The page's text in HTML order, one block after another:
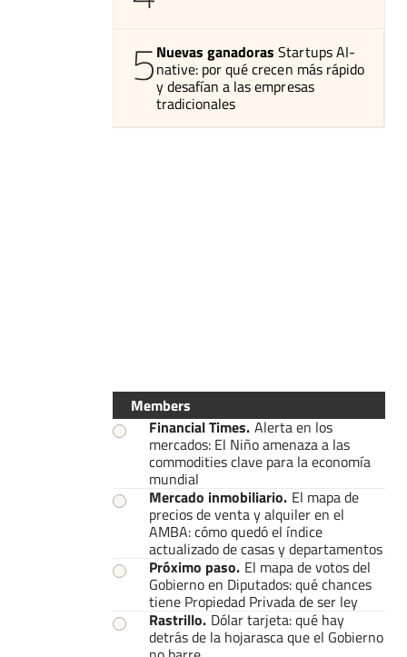
5Nuevas ganadoras Startups AI-
native: por qué crecen más rápido
y desafían a las empresas
tradicionales
Members
Financial Times. Alerta en los
mercados: El Niño amenaza a las
commodities clave para la economía
mundial
Mercado inmobiliario. El mapa de
precios de venta y alquiler en el
AMBA: cómo quedó el índice
actualizado de casas y departamentos
Próximo paso. El mapa de votos del
Gobierno en Diputados: qué chances
tiene Propiedad Privada de ser ley
Rastrillo. Dólar tarjeta: qué hay
detrás de la hojarasca que el Gobierno